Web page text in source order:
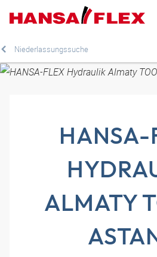
Niederlassungssuche
HANSA-
ALMATY